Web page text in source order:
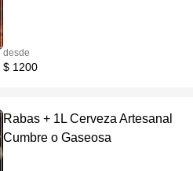
desde
$ 1200
Rabas + 1L Cerveza Artesanal
Cumbre o Gaseosa